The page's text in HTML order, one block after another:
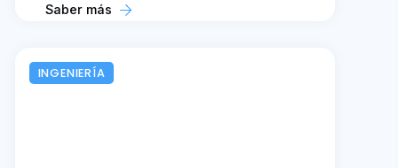
Saber más
INGENIERÍA